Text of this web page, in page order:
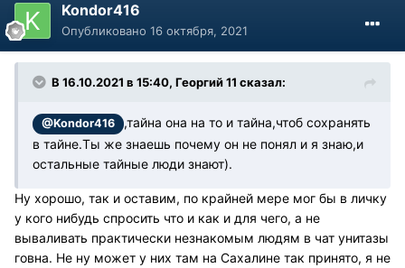
Kondor416
Опубликовано 16 октября, 2021
В 16.10.2021 в 15:40, Георгий 11 сказал:
@Kondor416
,тайна она на то и тайна,чтоб сохранять
в тайне.Ты же знаешь почему он не понял и я знаю,и
остальные тайные люди знают).
Ну хорошо, так и оставим, по крайней мере мог бы в личку
у кого нибудь спросить что и как и для чего, а не
вываливать практически незнакомым людям в чат унитазы
говна. Не ну может у них там на Сахалине так принято, я не